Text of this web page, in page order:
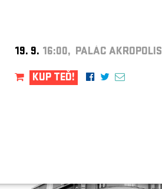
19. 9. 16:00, PALÁC AKROPOLIS
KUP TEĎ!